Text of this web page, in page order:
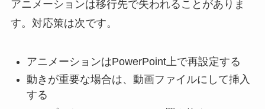
アニメーションは移行先で失われることがありま
す。対応策は次です。
アニメーションはPowerPoint上で再設定する
動きが重要な場合は、動画ファイルにして挿入
する